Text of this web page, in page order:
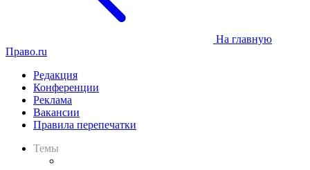
На главную
Право.ru
Редакция
Конференции
Реклама
Вакансии
Правила перепечатки
Темы